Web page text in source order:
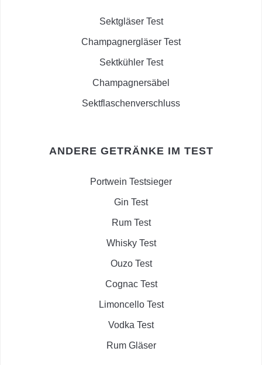
Sektgläser Test
Champagnergläser Test
Sektkühler Test
Champagnersäbel
Sektflaschenverschluss
ANDERE GETRÄNKE IM TEST
Portwein Testsieger
Gin Test
Rum Test
Whisky Test
Ouzo Test
Cognac Test
Limoncello Test
Vodka Test
Rum Gläser